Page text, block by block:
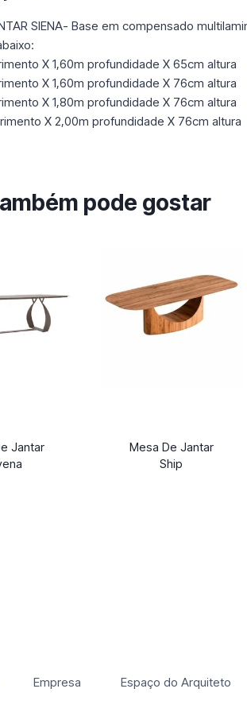
SIENA- Base em compensado
X 1,60m profundidade X 65cm altura
X 1,60m profundidade X 76cm altura
X 1,80m profundidade X 76cm altura
X 2,00m profundidade X 76cm altura
pode gostar
Jantar
Mesa De Jantar
Ship
Empresa Espaço do Arquiteto